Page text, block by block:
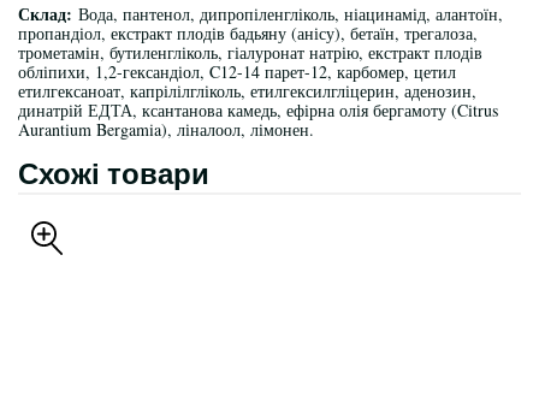
Склад: Вода, пантенол, дипропіленгліколь, ніацинамід, алантоїн,
пропандіол, екстракт плодів бадьяну (анісу), бетаїн, трегалоза,
трометамін, бутиленгліколь, гіалуронат натрію, екстракт плодів
обліпихи, 1,2-гександіол, C12-14 парет-12, карбомер, цетил
етилгексаноат, капрілілгліколь, етилгексилгліцерин, аденозин,
динатрій ЕДТА, ксантанова камедь, ефірна олія бергамоту (Citrus
Aurantium Bergamia), ліналоол, лімонен.
Схожі товари